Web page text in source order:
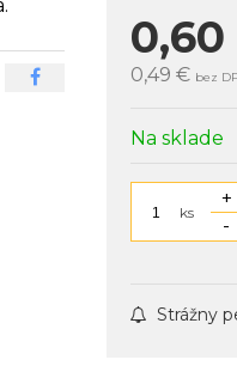
0,60
0,49 € bez
Na sklade
ks
+
-
Strážny